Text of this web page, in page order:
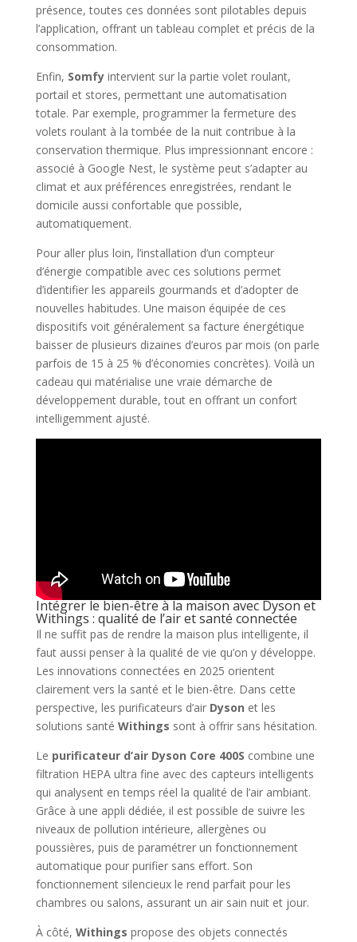
présence, toutes ces données sont pilotables depuis
l’application, offrant un tableau complet et précis de la
consommation.
Enfin, Somfyintervient sur la partie volet roulant,
portail et stores, permettant une automatisation
totale. Par exemple, programmer la fermeture des
volets roulant à la tombée de la nuit contribue à la
conservation thermique. Plus impressionnant encore :
associé à Google Nest, le système peut s’adapter au
climat et aux préférences enregistrées, rendant le
domicile aussi confortable que possible,
automatiquement.
Pour aller plus loin, l’installation d’un compteur
d’énergie compatible avec ces solutions permet
d’identifier les appareils gourmands et d’adopter de
nouvelles habitudes. Une maison équipée de ces
dispositifs voit généralement sa facture énergétique
baisser de plusieurs dizaines d’euros par mois (on parle
parfois de 15 à 25 % d’économies concrètes). Voilà un
cadeau qui matérialise une vraie démarche de
développement durable, tout en offrant un confort
intelligemment ajusté.
Intégrer le bien-être à la maison avec Dyson et
Withings : qualité de l’air et santé connectée
Il ne suffit pas de rendre la maison plus intelligente, il
faut aussi penser à la qualité de vie qu’on y développe.
Les innovations connectées en 2025 orientent
clairement vers la santé et le bien-être. Dans cette
perspective, les purificateurs d’air Dyson et les
solutions santé Withings sont à offrir sans hésitation.
Le purificateur d’air Dyson Core 400S combine une
filtration HEPA ultra fine avec des capteurs intelligents
qui analysent en temps réel la qualité de l’air ambiant.
Grâce à une appli dédiée, il est possible de suivre les
niveaux de pollution intérieure, allergènes ou
poussières, puis de paramétrer un fonctionnement
automatique pour purifier sans effort. Son
fonctionnement silencieux le rend parfait pour les
chambres ou salons, assurant un air sain nuit et jour.
À côté, Withings propose des objets connectés